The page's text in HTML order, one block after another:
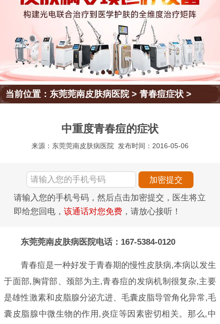
当前位置：东莞莞南皮肤病医院>青春痘症状 >
中重度青春痘的症状
来源：东莞莞南皮肤病医院 发布时间：2016-05-06
请输入您的手机号码，然后点击加密提交，医生将立
即给您回电， 该通话对您免费 ，请放心接听！
东莞莞南皮肤病医院电话：167-5384-0120
青春痘是一种好发于青春期的慢性皮肤病,本病以发生
于面部,胸背部、颈部为主,青春痘的发病机制很复杂,主要
是雄性激素和皮脂腺分泌亢进、毛囊皮脂导管角化异常,毛
囊皮脂腺中微生物的作用,炎症等因素密切相关。那么,中